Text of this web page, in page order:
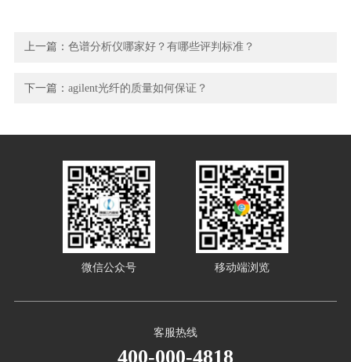
上一篇：色谱分析仪哪家好？有哪些评判标准？
下一篇：agilent光纤的质量如何保证？
客服热线
400-000-4818
微信公众号 移动端浏览